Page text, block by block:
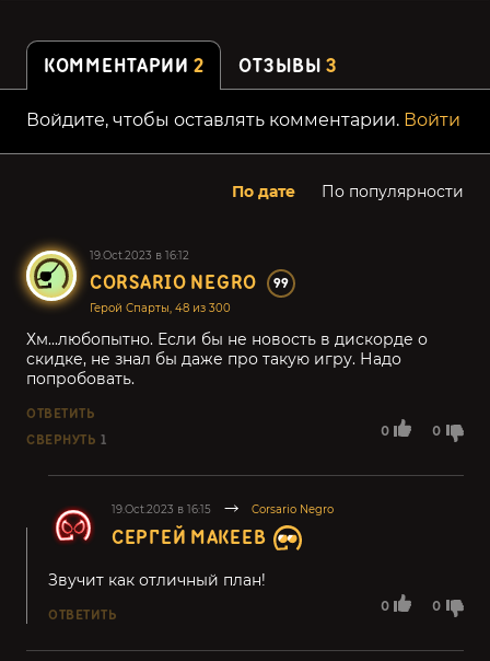
КОММЕНТАРИИ 2 ОТЗЫВЫ3
Войдите, чтобы оставлять комментарии. Войти
По дате По популярности
19.Oct.2023 в 16:12
CORSARIO NEGRO 99
Герой Спарты, 48 из 300
0 0
Хм...любопытно. Если бы не новость в дискорде о
скидке, не знал бы даже про такую игру. Надо
попробовать.
ОТВЕТИТЬ
СВЕРНУТЬ 1
19.Oct.2023 в 16:15 Corsario Negro
СЕРГЕЙ МАКЕЕВ
0 0
Звучит как отличный план!
ОТВЕТИТЬ